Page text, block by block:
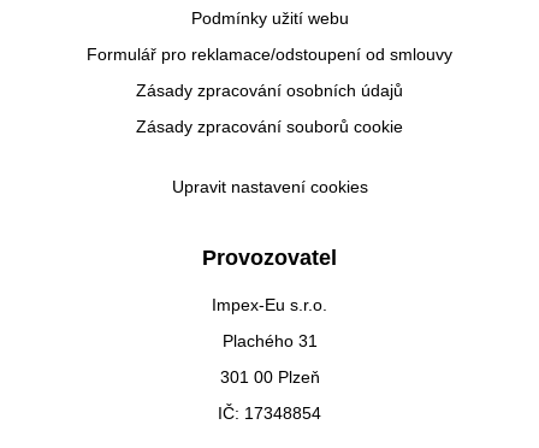
Podmínky užití webu
Formulář pro reklamace/odstoupení od smlouvy
Zásady zpracování osobních údajů
Zásady zpracování souborů cookie
Upravit nastavení cookies
Provozovatel
Impex-Eu s.r.o.
Plachého 31
301 00 Plzeň
IČ: 17348854